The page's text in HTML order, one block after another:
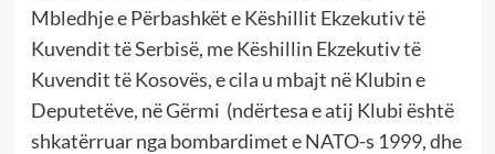
Mbledhje e Përbashkët e Këshillit Ekzekutiv të
Kuvendit të Serbisë, me Këshillin Ekzekutiv të
Kuvendit të Kosovës, e cila u mbajt në Klubin e
Deputetëve, në Gërmi (ndërtesa e atij Klubi është
shkatërruar nga bombardimet e NATO-s 1999, dhe